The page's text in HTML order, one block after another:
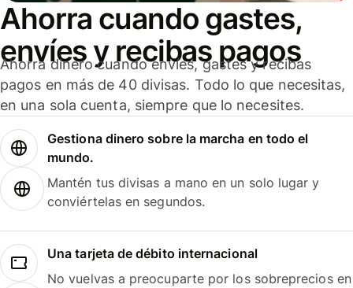
Ahorra cuando gastes,
envíes y recibas pagos
Ahorra dinero cuando envíes, gastes y recibas
pagos en más de 40 divisas. Todo lo que necesitas,
en una sola cuenta, siempre que lo necesites.
Gestiona dinero sobre la marcha en todo el
mundo.
Mantén tus divisas a mano en un solo lugar y
conviértelas en segundos.
Una tarjeta de débito internacional
No vuelvas a preocuparte por los sobreprecios en